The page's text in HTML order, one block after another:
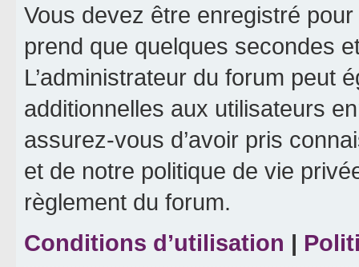
Vous devez être enregistré
prend que quelques secondes
L’administrateur du forum peut
additionnelles aux utilisateurs
assurez-vous d’avoir pris
et de notre politique de vie
règlement du forum.
Conditions d’utilisation |